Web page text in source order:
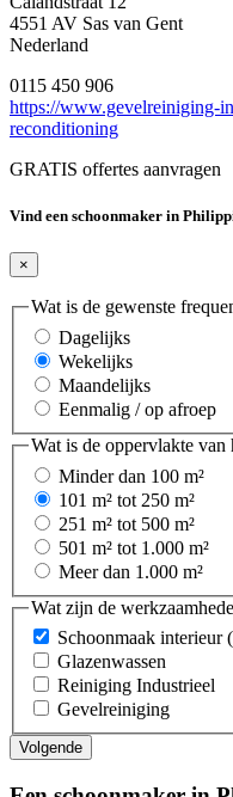
4551 AV Sas van Gent
Nederland
0115 450 906
https://www.gevelreiniging-
reconditioning
GRATIS offertes aanvragen
Vind een schoonmaker in
×
Wat is de gewenste
Dagelijks
Wekelijks
Maandelijks
Eenmalig / op afroep
Wat is de oppervlakte van
Minder dan 100 m²
101 m² tot 250 m²
251 m² tot 500 m²
501 m² tot 1.000 m²
Meer dan 1.000 m²
Wat zijn de
Schoonmaak interieur
Glazenwassen
Reiniging Industrieel
Gevelreiniging